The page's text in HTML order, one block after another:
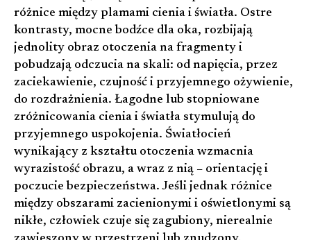
różnice między plamami cienia i światła. Ostre
kontrasty, mocne bodźce dla oka, rozbijają
jednolity obraz otoczenia na fragmenty i
pobudzają odczucia na skali: od napięcia, przez
zaciekawienie, czujność i przyjemnego ożywienie,
do rozdrażnienia. Łagodne lub stopniowane
zróżnicowania cienia i światła stymulują do
przyjemnego uspokojenia. Światłocień
wynikający z kształtu otoczenia wzmacnia
wyrazistość obrazu, a wraz z nią – orientację i
poczucie bezpieczeństwa. Jeśli jednak różnice
między obszarami zacienionymi i oświetlonymi są
nikłe, człowiek czuje się zagubiony, nierealnie